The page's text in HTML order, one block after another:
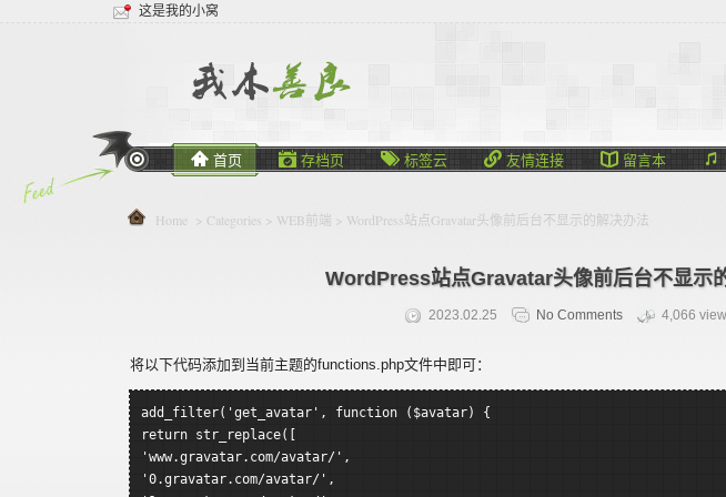
这是我的小窝
 首页  存档页  标签云  友情连接  留言本 
Home > Categories > WEB前端 > WordPress站点Gravatar头像前后台不显示的解决办法
WordPress站点Gravatar头像前后台不显示
2023.02.25 No Comments 4,066
将以下代码添加到当前主题的functions.php文件中即可：
add_filter('get_avatar', function ($avatar) {
return str_replace([
'www.gravatar.com/avatar/',
'0.gravatar.com/avatar/',